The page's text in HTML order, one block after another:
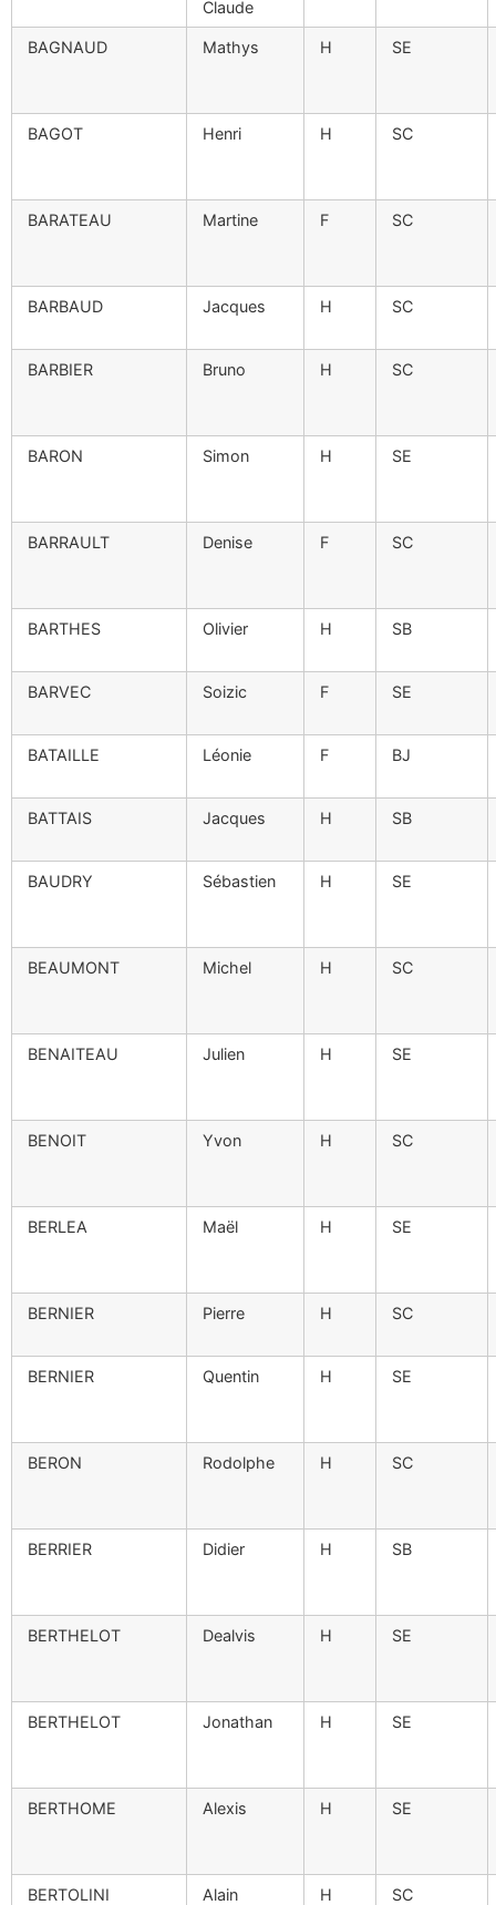
Claude
BAGNAUD Mathys H SE
BAGOT Henri H SC
BARATEAU Martine F SC
BARBAUD Jacques H SC
BARBIER Bruno H SC
BARON Simon H SE
BARRAULT Denise F SC
BARTHES Olivier H SB
BARVEC Soizic F SE
BATAILLE Léonie F BJ
BATTAIS Jacques H SB
BAUDRY Sébastien H SE
BEAUMONT Michel H SC
BENAITEAU Julien H SE
BENOIT Yvon H SC
BERLEA Maël H SE
BERNIER Pierre H SC
BERNIER Quentin H SE
BERON Rodolphe H SC
BERRIER Didier H SB
BERTHELOT Dealvis H SE
BERTHELOT Jonathan H SE
BERTHOME Alexis H SE
BERTOLINI Alain H SC